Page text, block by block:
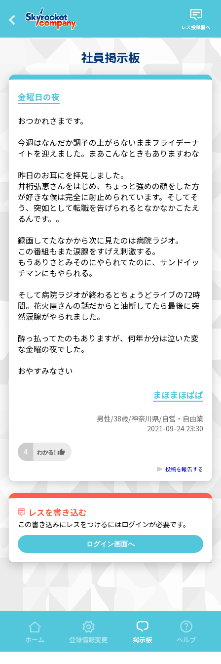
レス投稿欄へ
社員掲示板
金曜日の夜
おつかれさまです。
今週はなんだか調子の上がらないままフライデーナ
イトを迎えました。まあこんなときもありますわな
昨日のお耳にを拝見しました。
井桁弘恵さんをはじめ、ちょっと強めの顔をした方
が好きな僕は完全に射止められています。そしてそ
う、突如として転職を告げられるとなかなかこたえ
るんです。。
録画してたなかから次に見たのは病院ラジオ。
この番組もまた涙腺をすげえ刺激する。
もうありさとみそのにやられてたのに、サンドイッ
チマンにもやられる。
そして病院ラジオが終わるとちょうどライブの72時
間。花火屋さんの話だからと油断してたら最後に突
然涙腺がやられました。
酔っ払ってたのもありますが、何年か分は泣いた変
な金曜の夜でした。
おやすみなさい
まほまほぱぱ
男性/38歳/神奈川県/自営・自由業
2021-09-24 23:30
4
投稿を報告する
レスを書き込む
この書き込みにレスをつけるにはログインが必要です。
ログイン画面へ
ホーム 登録情報変更 掲示板 ヘルプ